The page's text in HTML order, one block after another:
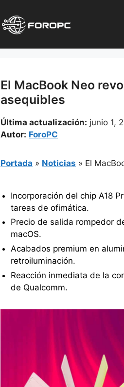
El MacBook Neo
asequibles
Última actualización: junio 1,
Autor: ForoPC
Portada » Noticias » El
Incorporación del chip A18
tareas de ofimática.
Precio de salida rompedor
macOS.
Acabados premium en
retroiluminación.
Reacción inmediata de la
de Qualcomm.